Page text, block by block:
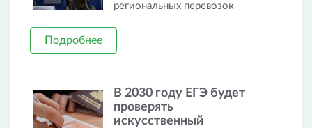
региональных перевозок
Подробнее
В 2030 году ЕГЭ будет
проверять
искусственный